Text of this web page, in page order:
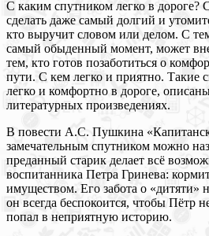
С каким спутником легко в дороге?
сделать даже самый долгий и
кто выручит словом или делом. С
самый обыденный момент, может
тем, кто готов позаботиться о
пути. С кем легко и приятно. Такие
легко и комфортно в дороге,
литературных произведениях.
В повести А.С. Пушкина
замечательным спутником можно
преданный старик делает всё
воспитанника Петра Гринева:
имуществом. Его забота о «дитяти»
он всегда беспокоится, чтобы Пётр
попал в неприятную историю.